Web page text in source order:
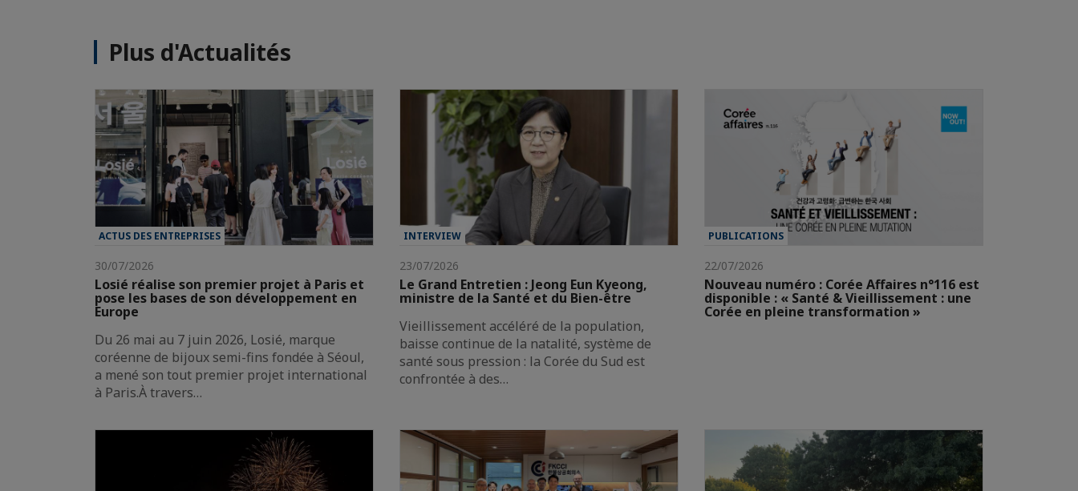
Plus d'Actualités
ACTUS DES ENTREPRISES
30/07/2026
Losié réalise son premier projet à Paris et
pose les bases de son développement en
Europe
Du 26 mai au 7 juin 2026, Losié, marque
coréenne de bijoux semi-fins fondée à Séoul,
a mené son tout premier projet international
à Paris.À travers…
INTERVIEW
23/07/2026
Le Grand Entretien : Jeong Eun Kyeong,
ministre de la Santé et du Bien-être
Vieillissement accéléré de la population,
baisse continue de la natalité, système de
santé sous pression : la Corée du Sud est
confrontée à des…
PUBLICATIONS
22/07/2026
Nouveau numéro : Corée Affaires n°116 est
disponible : « Santé & Vieillissement : une
Corée en pleine transformation »